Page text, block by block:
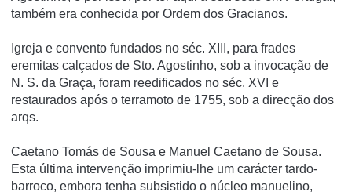
também era conhecida por Ordem dos Gracianos.
Igreja e convento fundados no séc. XIII, para frades
eremitas calçados de Sto. Agostinho, sob a invocação de
N. S. da Graça, foram reedificados no séc. XVI e
restaurados após o terramoto de 1755, sob a direcção dos
arqs.
Caetano Tomás de Sousa e Manuel Caetano de Sousa.
Esta última intervenção imprimiu-lhe um carácter tardo-
barroco, embora tenha subsistido o núcleo manuelino,